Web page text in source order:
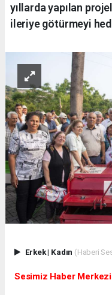
yıllarda yapılan
ileriye götürmeyi
Erkek| Kadın (Haberi
Sesimiz Haber Merkezi